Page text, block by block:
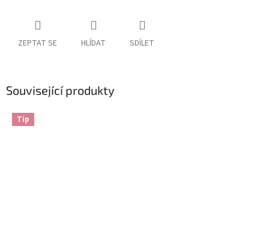
ZEPTAT SE HLÍDAT SDÍLET
Související produkty
Tip